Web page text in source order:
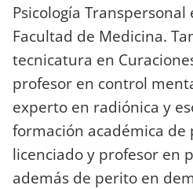
Psicología
Facultad de Medicina.
tecnicatura en
profesor en control
experto en radiónica y
formación académica de
licenciado y profesor en
además de perito en